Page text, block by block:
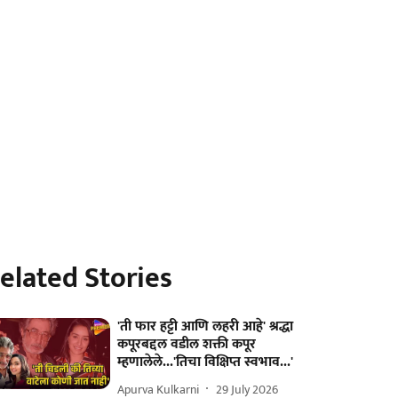
Stories
'ती फार हट्टी आणि लहरी आहे' श्रद्धा
कपूरबद्दल वडील शक्ती कपूर
म्हणालेले...'तिचा विक्षिप्त स्वभाव...'
Apurva Kulkarni 29 July 2026